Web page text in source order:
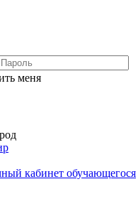
меня
кабинет обучающегося